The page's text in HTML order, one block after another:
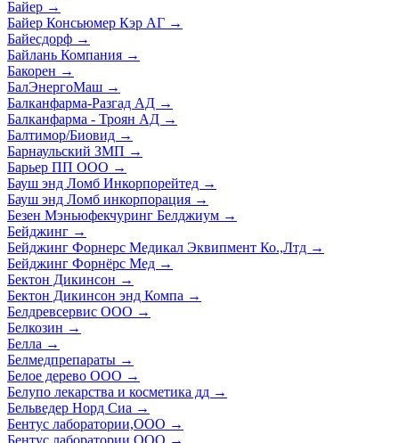
Байер →
Байер Консьюмер Кэр АГ →
Байесдорф →
Байлань Компания →
Бакорен →
БалЭнергоМаш →
Балканфарма-Разгад АД →
Балканфарма - Троян АД →
Балтимор/Биовид →
Барнаульский ЗМП →
Барьер ПП ООО →
Бауш энд Ломб Инкорпорейтед →
Бауш энд Ломб инкорпорация →
Безен Мэньюфекчуринг Белджиум →
Бейджинг →
Бейджинг Форнерс Медикал Эквипмент Ко.,Лтд →
Бейджинг Форнёрс Мед →
Бектон Дикинсон →
Бектон Дикинсон энд Компа →
Белдревсервис ООО →
Белкозин →
Белла →
Белмедпрепараты →
Белое дерево ООО →
Белупо лекарства и косметика дд →
Бельведер Норд Сиа →
Бентус лаборатории,ООО →
Бентус лаборатории ООО →